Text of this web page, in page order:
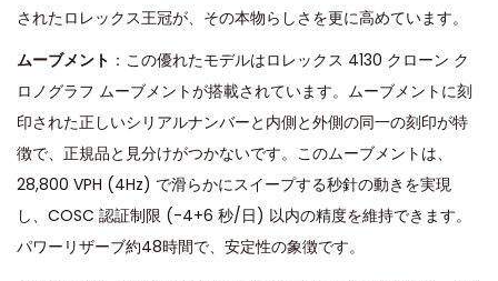
されたロレックス王冠が、その本物らしさを更に高めています。
ムーブメント ：この優れたモデルはロレックス 4130 クローン ク
ロノグラフ ムーブメントが搭載されています。ムーブメントに刻
印された正しいシリアルナンバーと内側と外側の同一の刻印が特
徴で、正規品と見分けがつかないです。このムーブメントは、
28,800 VPH (4Hz) で滑らかにスイープする秒針の動きを実現
し、COSC 認証制限 (-4+6 秒/日) 以内の精度を維持できます。
パワーリザーブ約48時間で、安定性の象徴です。